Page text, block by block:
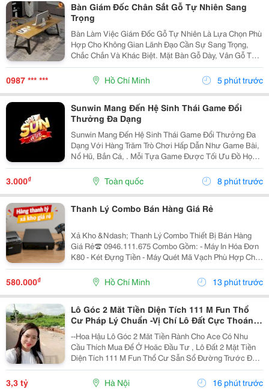
Bàn Giám Đốc Chân Sắt Gỗ Tự Nhiên Sang
Trọng
Bàn Làm Việc Giám Đốc Gỗ Tự Nhiên Là Lựa Chọn Phù
Hợp Cho Không Gian Lãnh Đạo Cần Sự Sang Trọng,
Chắc Chắn Và Khác Biệt. Mặt Bàn Gỗ Dày, Vân Gỗ Tự
Nhiên Đẹp Mắt Kết Hợp Cùng Hệ Chân Sắt Hiện Đại,
Tạo Nên Tổng Thể Vừa Bền Bỉ Vừa Tinh Tế. Mẫu Bàn
0987 *** *** Hồ Chí Minh 5 phút trước
Sunwin Mang Đến Hệ Sinh Thái Game Đổi
Thưởng Đa Dạng
Sunwin Mang Đến Hệ Sinh Thái Game Đổi Thưởng Đa
Dạng Với Hàng Trăm Trò Chơi Hấp Dẫn Như Game Bài,
Nổ Hũ, Bắn Cá, . Mỗi Tựa Game Được Tối Ưu Đồ Họa
Sắc Nét, Thao Tác Mượt Mà, Tỷ Lệ Trả Thưởng Cạnh
Tranh Cùng Hệ Thống Bảo Mật Hiện Đại.
3.000₫ Toàn quốc 8 phút trước
Thanh Lý Combo Bán Hàng Giá Rẻ
Xả Kho &Ndash; Thanh Lý Combo Thiết Bị Bán Hàng
Giá Rẻ☎️ 0946.111.675 Combo Gồm: - Máy In Hóa Đơn
K80 - Két Đựng Tiền - Máy Quét Mã Vạch Phù Hợp Cho
Tạp Hóa, Shop, Siêu Thị Mini, Quán Ăn, Cafe... ☎️ Liên
Hệ: 0946.111.675 Kazuko Việt Nam...
580.000₫ Hồ Chí Minh 13 phút trước
Lô Góc 2 Măt Tiền Diện Tích 111 M Fun Thổ
Cư Pháp Lý Chuẩn -Vị Chí Lô Đất Cực Thoáng
Mát ,Đất Nằm Mặt Đường Chục
--Hoa Hậu Lô Góc 2 Măt Tiền Rành Cho Ace Có Nhu
Cầu Thích Mua Để Ở Hoăc Đầu Tư , Lô Đất 2 Mặt Tiền
Diện Tích 111 M Fun Thổ Cư Sẫn Sổ Đường Trước Đất
Chuẩn Bị Đang Giải Nhựa Rộng 5,,5 M 2 Ô Tô Tránh
Nhau Vị Trí Đất Sát Trường Học Cấp 1 Thôn Thanh...
3,3 tỷ Hà Nội 16 phút trước